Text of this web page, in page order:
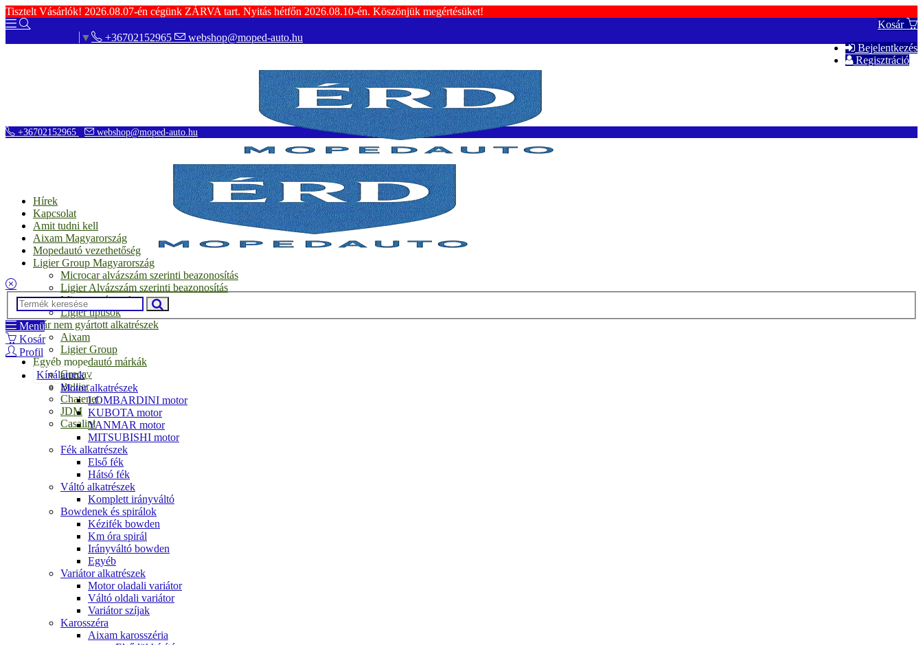
Tisztelt Vásárlók! 2026.08.07-én cégünk ZÁRVA tart. Nyitás hétfőn 2026.08.10-én. Köszönjük megértésüket!
Kosár
Bejelentkezés
Regisztráció
▼ +36702152965 webshop@moped-auto.hu
Hírek
Kapcsolat
Amit tudni kell
Aixam Magyarország
Mopedautó vezethetőség
Ligier Group Magyarország
Microcar alvázszám szerinti beazonosítás
Ligier Alvázszám szerinti beazonosítás
Microcar típusok
Ligier típusok
Már nem gyártott alkatrészek
Aixam
Ligier Group
Egyéb mopedautó márkák
Grecav
Bellier
Chatenet
JDM
Casalini
+36702152965 webshop@moped-auto.hu
Menü
Kosár
Profil
Kínálatunk
Motor alkatrészek
LOMBARDINI motor
KUBOTA motor
YANMAR motor
MITSUBISHI motor
Fék alkatrészek
Első fék
Hátsó fék
Váltó alkatrészek
Komplett irányváltó
Bowdenek és spirálok
Kézifék bowden
Km óra spirál
Irányváltó bowden
Egyéb
Variátor alkatrészek
Motor oladali variátor
Váltó oldali variátor
Variátor szíjak
Karosszéra
Aixam karosszéria